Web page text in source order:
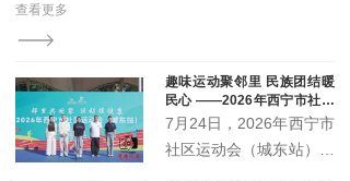
收官。
查看更多
趣味运动聚邻里 民族团结暖
民心 ——2026年西宁市社区
运动会城东站激情开赛
7月24日，2026年西宁市
社区运动会（城东站）在